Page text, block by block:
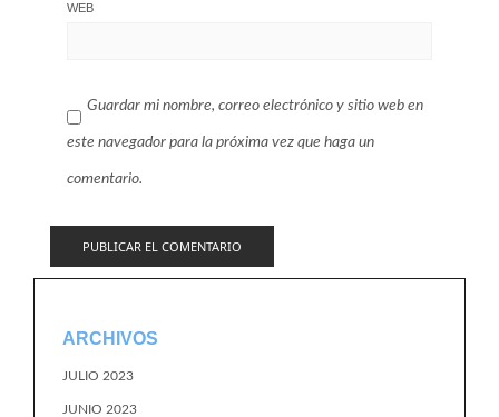
WEB
Guardar mi nombre, correo electrónico y sitio web en
este navegador para la próxima vez que haga un
comentario.
ARCHIVOS
JULIO 2023
JUNIO 2023